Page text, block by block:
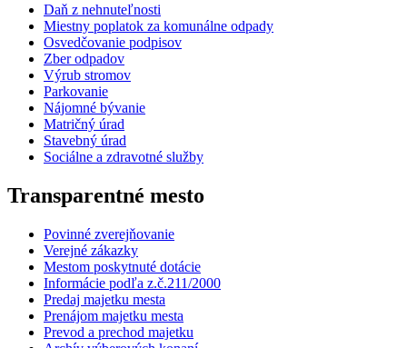
Daň z nehnuteľnosti
Miestny poplatok za komunálne odpady
Osvedčovanie podpisov
Zber odpadov
Výrub stromov
Parkovanie
Nájomné bývanie
Matričný úrad
Stavebný úrad
Sociálne a zdravotné služby
Transparentné mesto
Povinné zverejňovanie
Verejné zákazky
Mestom poskytnuté dotácie
Informácie podľa z.č.211/2000
Predaj majetku mesta
Prenájom majetku mesta
Prevod a prechod majetku